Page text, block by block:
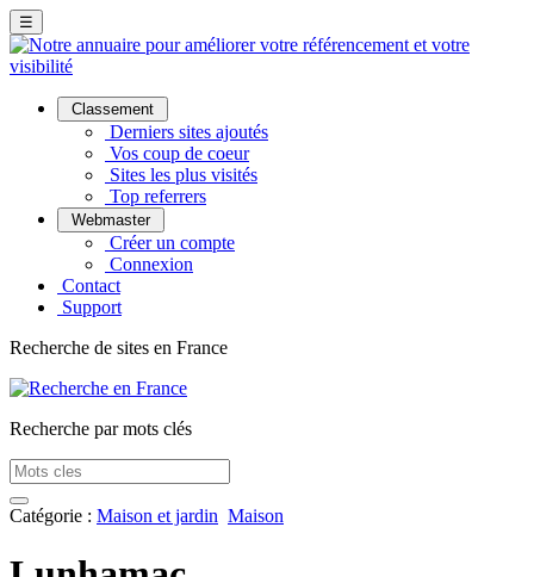
☰
Classement
Derniers sites ajoutés
Vos coup de coeur
Sites les plus visités
Top referrers
Webmaster
Créer un compte
Connexion
Contact
Support
Recherche de sites en France
Recherche par mots clés
Catégorie : Maison et jardin Maison